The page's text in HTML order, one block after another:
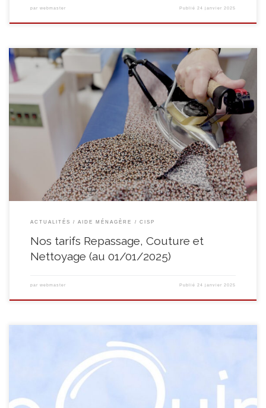
par webmaster Publié 24 janvier 2025
C’est avec professionnalisme que nos stagiaires s’occuperont de vos travaux
de repassage en tenant compte de vos recommandations (linge
amidonné, placé sur cintres ou plié,…). Lors de votre inscription, nous vous
offrons deux mannes afin de pouvoir transporter votre linge aisément et
qu’il vous soit restitué dans les meilleures conditions. […]
ACTUALITÉS AIDE MÉNAGÈRE CISP
Nos tarifs Repassage, Couture et
Nettoyage (au 01/01/2025)
par webmaster Publié 24 janvier 2025
Les Centres d’Insertion SocioProfessionnelle sont régis par un décret voté
par le Parlement wallon le 10 juillet 2013. Les CISP forment un secteur
composé de plus de 153 opérateurs de formation agréés en Wallonie et